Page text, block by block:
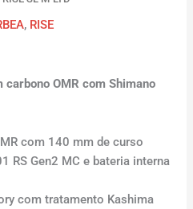
, RISE
carbono OMR com Shimano
com 140 mm de curso
RS Gen2 MC e bateria interna
com tratamento Kashima